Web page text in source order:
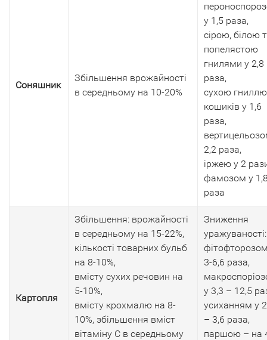
Соняшник
Збільшення врожайності
в середньому на 10-20%
у 1,5 раза,
сірою, білою
попелястою
гнилями у 2,8
раза,
сухою гниллю
кошиків у 1,6
раза,
2,2 раза,
іржею у 2
фамозом у
раза
Картопля
Збільшення: врожайності
в середньому на 15-22%,
кількості товарних бульб
на 8-10%,
вмісту сухих речовин на
5-10%,
вмісту крохмалю на 8-
10%, збільшення вміст
вітаміну С в середньому
Зниження
уражуваності:
3-6,6 раза,
у 3,3 – 12,5
усиханням у
– 3,6 раза,
паршою – на